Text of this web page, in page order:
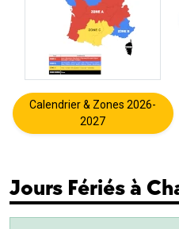
Calendrier & Zones 2026-
2027
Jours Fériés à